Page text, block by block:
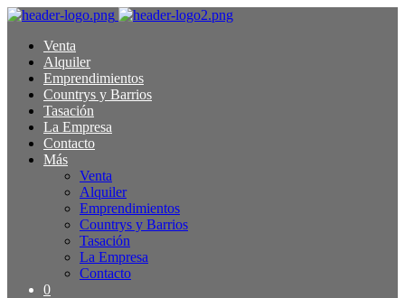
Venta
Alquiler
Emprendimientos
Countrys y Barrios
Tasación
La Empresa
Contacto
Más
Venta
Alquiler
Emprendimientos
Countrys y Barrios
Tasación
La Empresa
Contacto
0